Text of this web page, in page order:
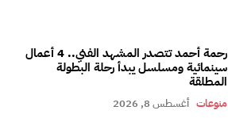
رحمة أحمد تتصدر المشهد الفني.. 4 أعمال
سينمائية ومسلسل يبدأ رحلة البطولة
المطلقة
منوعات أغسطس 8, 2026